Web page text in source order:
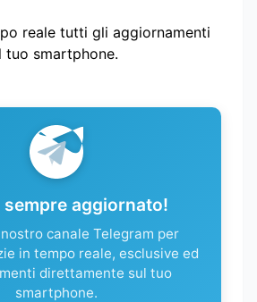
reale tutti gli aggiornamenti
tuo smartphone.
sempre aggiornato!
canale Telegram per
in tempo reale, esclusive ed
direttamente sul tuo
smartphone.